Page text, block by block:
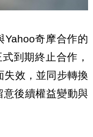
Yahoo奇摩合作的
到期終止合作，
失效，並同步轉換
後續權益變動與